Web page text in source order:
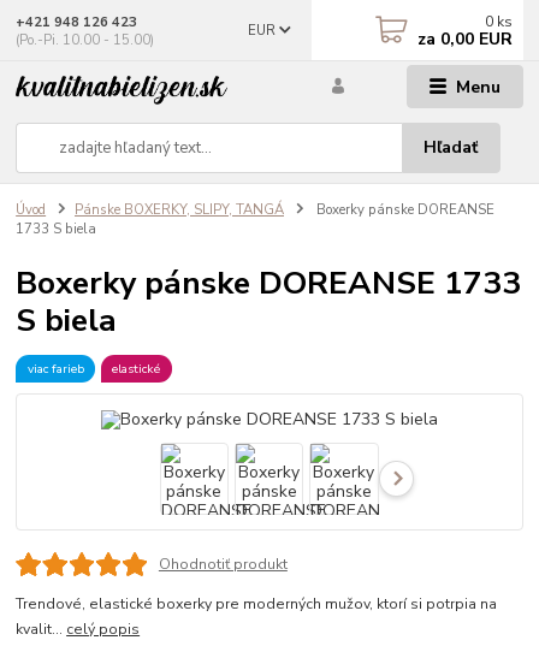
Menu
EUR
Hľadať
+421 948 126 423
(Po.-Pi. 10.00 - 15.00)
0 ks
za 0,00 EUR
Úvod Pánske BOXERKY, SLIPY, TANGÁ
Boxerky pánske DOREANSE
1733 S biela
Boxerky pánske DOREANSE 1733
S biela
viac farieb elastické
Ohodnotiť produkt
Trendové, elastické boxerky pre moderných mužov, ktorí si potrpia na
kvalit... celý popis